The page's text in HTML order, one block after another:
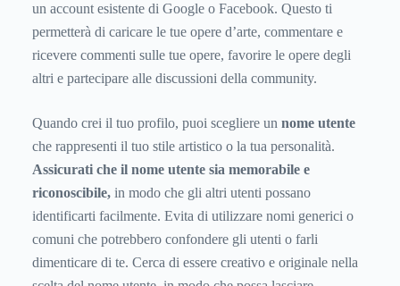
un account esistente di Google o Facebook. Questo ti
permetterà di caricare le tue opere d’arte, commentare e
ricevere commenti sulle tue opere, favorire le opere degli
altri e partecipare alle discussioni della community.
Quando crei il tuo profilo, puoi scegliere un nome utente
che rappresenti il tuo stile artistico o la tua personalità.
Assicurati che il nome utente sia memorabile e
riconoscibile, in modo che gli altri utenti possano
identificarti facilmente. Evita di utilizzare nomi generici o
comuni che potrebbero confondere gli utenti o farli
dimenticare di te. Cerca di essere creativo e originale nella